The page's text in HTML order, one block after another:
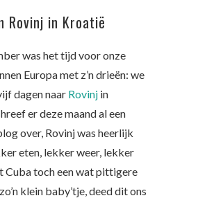
Rovinj in Kroatië
was het tijd voor onze
Europa met z’n drieën: we
dagen naar Rovinj in
er deze maand al een
over, Rovinj was heerlijk
eten, lekker weer, lekker
Cuba toch een wat pittigere
klein baby’tje, deed dit ons